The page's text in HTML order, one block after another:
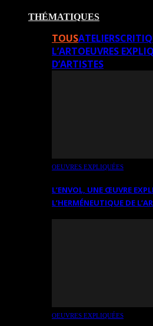
THÉMATIQUES
TOUSATELIERS
L’ARTOEUVRES
D’ARTISTES
OEUVRES EXPLIQUÉES
L’ENVOL, UNE ŒUVRE
L’HERMÉNEUTIQUE DE
OEUVRES EXPLIQUÉES